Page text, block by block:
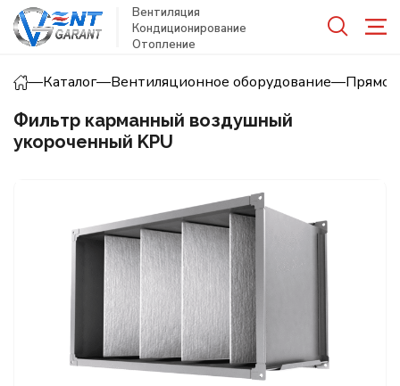
Вентиляция
Кондиционирование
Отопление
—Каталог—Вентиляционное оборудование—
Фильтр карманный воздушный
укороченный KPU